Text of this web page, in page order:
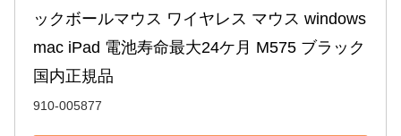
ックボールマウス ワイヤレス マウス windows
mac iPad 電池寿命最大24ケ月 M575 ブラック
国内正規品
910-005877